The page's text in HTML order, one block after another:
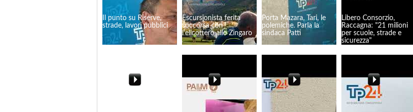
Il punto su Riserve,
strade, lavori pubblici
Escursionista ferita
soccorsa con
l'elicottero allo Zingaro
Porta Mazara, Tari, le
polemiche. Parla la
sindaca Patti
Libero Consorzio,
Raccagna: "21 milioni
per scuole, strade e
sicurezza"